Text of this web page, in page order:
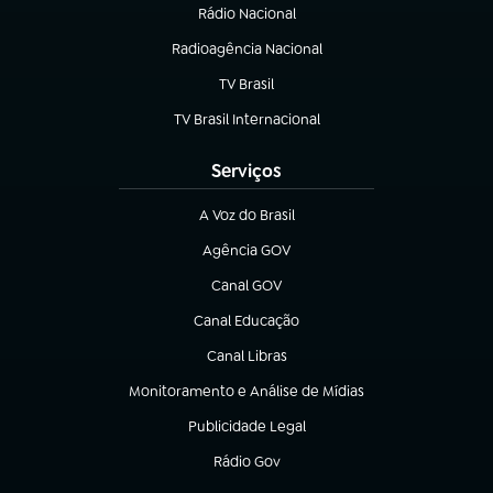
Rádio Nacional
Radioagência Nacional
(abre em nova aba)
TV Brasil
(abre em nova aba)
TV Brasil Internacional
(abre em nova aba)
Serviços
A Voz do Brasil
(abre em nova aba)
Agência GOV
(abre em nova aba)
Canal GOV
(abre em nova aba)
Canal Educação
(abre em nova aba)
Canal Libras
(abre em nova aba)
Monitoramento e Análise de Mídias
(abre em nova aba)
Publicidade Legal
(abre em nova aba)
Rádio Gov
(abre em nova aba)